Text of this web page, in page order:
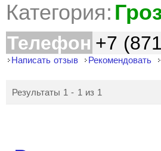
Категория:
Телефон +7
Написать отзыв Рекомендовать
Результаты 1 - 1 из 1